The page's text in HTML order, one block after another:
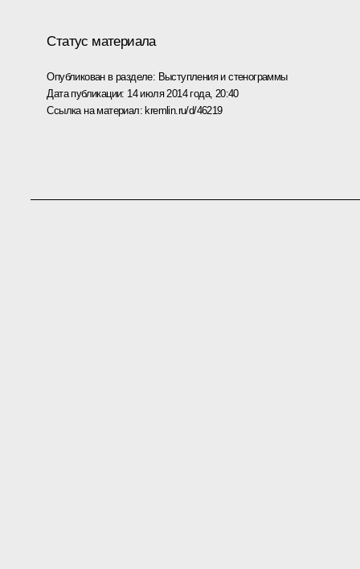
Статус материала
Опубликован в разделе: Выступления и стенограммы
Дата публикации: 14 июля 2014 года, 20:40
Ссылка на материал:kremlin.ru/d/46219